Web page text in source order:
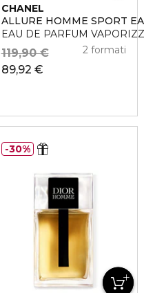
CHANEL
ALLURE HOMME SPORT
EAU DE PARFUM
89,92 €
119,90 € 2 formati
30%